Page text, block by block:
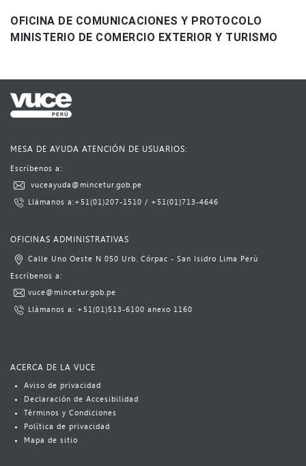
OFICINA DE COMUNICACIONES Y PROTOCOLO
​MINISTERIO DE COMERCIO EXTERIOR Y TURISMO​
MESA DE AYUDA ATENCIÓN DE USUARIOS:
Escríbenos a:​​​
vuceayuda@mincetur.gob.pe​
L​lámanos a:​+51(01)​207-1510 ​​ / ​ +51(01)713-4646​​​​
OFICINAS ADMINISTRATIVAS
Calle Uno Oeste N 050 Urb. Córpac - San Isidro Lima Perú​
​Escrí​benos a:​​​
vuce@mincetur.gob.pe​
Llámanos a: ​ +51(01)513-6100 ​ anexo 1160​
ACERCA DE LA VUCE
Aviso​​​ de privacidad
Declaración de Accesibilidad
Términos y Condiciones
Política​​ de privacidad
Mapa de sitio